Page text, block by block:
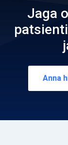
Jaga
Anna